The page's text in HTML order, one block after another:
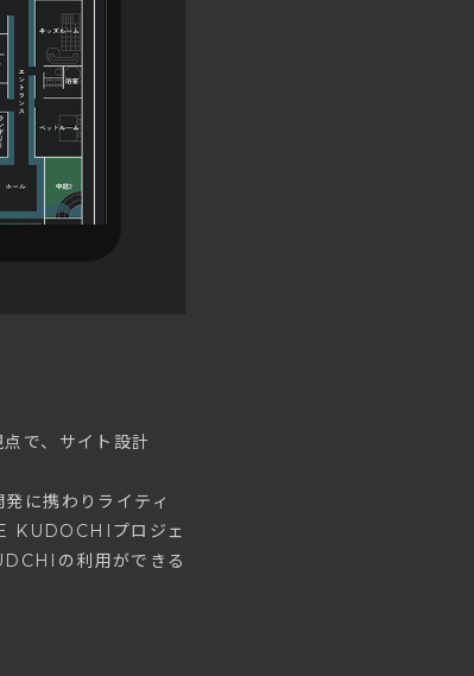
で、サイト設計
に携わりライティ
KUDOCHIプロジェ
の利用ができる